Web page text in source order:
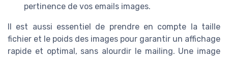
pertinence de vos emails images.
Il est aussi essentiel de prendre en compte la taille
fichier et le poids des images pour garantir un affichage
rapide et optimal, sans alourdir le mailing. Une image